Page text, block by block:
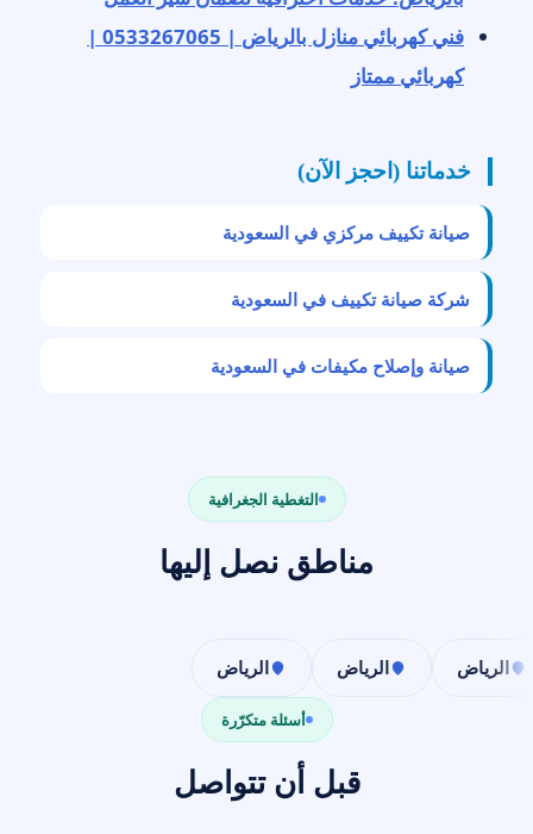
فني كهربائي منازل بالرياض | 0533267065 |
كهربائي ممتاز
خدماتنا (احجز الآن)
صيانة تكييف مركزي في السعودية
شركة صيانة تكييف في السعودية
صيانة وإصلاح مكيفات في السعودية
التغطية الجغرافية
مناطق نصل إليها
الرياض الرياض الرياض
أسئلة متكرّرة
قبل أن تتواصل